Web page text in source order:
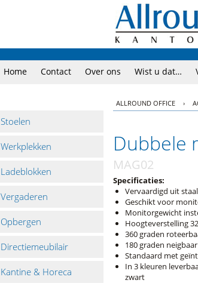
Home Contact Over ons Wist u dat…
Stoelen
Werkplekken
Ladeblokken
Vergaderen
Opbergen
Directiemeubilair
Kantine & Horeca
ALLROUND OFFICE ›
Dubbele
MAG02
Specificaties:
Vervaardigd uit staal
Geschikt voor
Monitorgewicht
Hoogteverstelling
360 graden
180 graden
Standaard met
In 3 kleuren
zwart